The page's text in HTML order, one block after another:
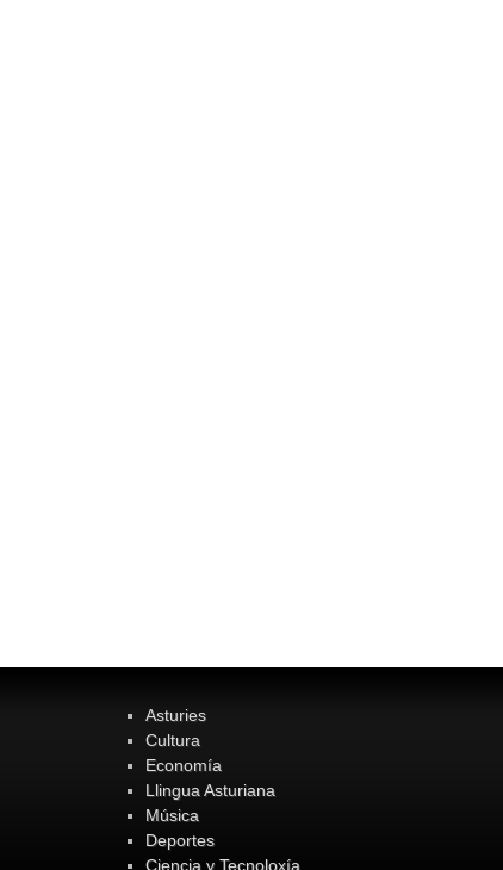
Asturies
Cultura
Economía
Llingua Asturiana
Música
Deportes
Ciencia y Tecnoloxía